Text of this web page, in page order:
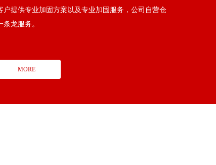
MORE
提供专业加固方案以及专业加固服务，公司自营仓
龙服务。